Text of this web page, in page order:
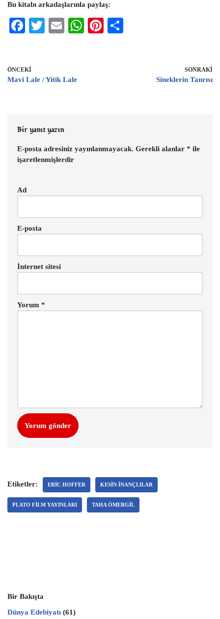
Bu kitabı arkadaşlarınla paylaş:
F
oo
T
er
E
l
W
Pi
ÖNCEKI
Mavi Lale / Yitik Lale
SONRAKI
Sineklerin Tanrısı
Bir yanıt yazın
E-posta adresiniz yayınlanmayacak. Gerekli alanlar * ile
işaretlenmişlerdir
Ad
E-posta
İnternet sitesi
Yorum *
Etiketler: ERIC HOFFER KESIN INANÇLILAR
PLATO FILM YAYINLARI TAHA ÖMERGIL
Bir Bakışta
Dünya Edebiyatı (61)